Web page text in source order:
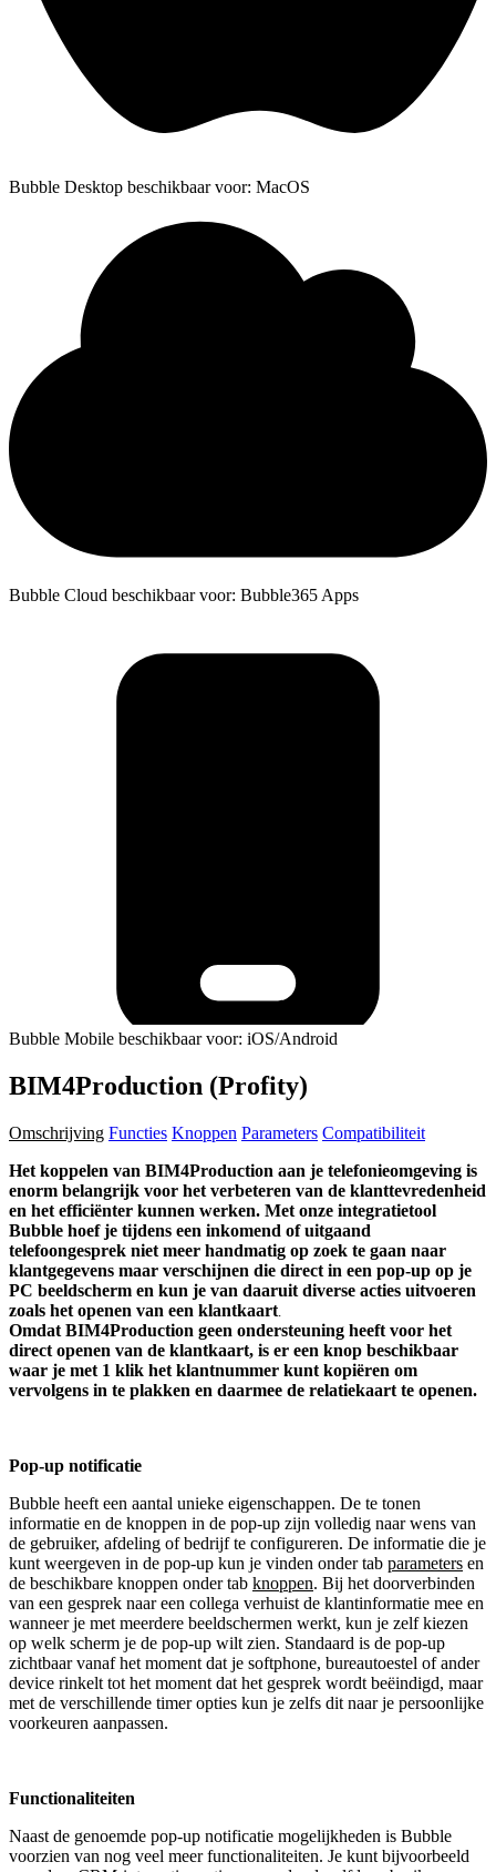
Bubble Desktop beschikbaar voor: MacOS
Bubble Cloud beschikbaar voor: Bubble365 Apps
Bubble Mobile beschikbaar voor: iOS/Android
BIM4Production (Profity)
Omschrijving Functies Knoppen Parameters Compatibiliteit
Het koppelen van BIM4Production aan je telefonieomgeving is
enorm belangrijk voor het verbeteren van de klanttevredenheid
en het efficiënter kunnen werken. Met onze integratietool
Bubble hoef je tijdens een inkomend of uitgaand
telefoongesprek niet meer handmatig op zoek te gaan naar
klantgegevens maar verschijnen die direct in een pop-up op je
PC beeldscherm en kun je van daaruit diverse acties uitvoeren
zoals het openen van een klantkaart
Omdat BIM4Production geen ondersteuning heeft voor het
direct openen van de klantkaart, is er een knop beschikbaar
waar je met 1 klik het klantnummer kunt kopiëren om
vervolgens in te plakken en daarmee de relatiekaart te openen.
Pop-up notificatie
Bubble heeft een aantal unieke eigenschappen. De te tonen
informatie en de knoppen in de pop-up zijn volledig naar wens van
de gebruiker, afdeling of bedrijf te configureren. De informatie die je
kunt weergeven in de pop-up kun je vinden onder tab parameters en
de beschikbare knoppen onder tab knoppen. Bij het doorverbinden
van een gesprek naar een collega verhuist de klantinformatie mee en
wanneer je met meerdere beeldschermen werkt, kun je zelf kiezen
op welk scherm je de pop-up wilt zien. Standaard is de pop-up
zichtbaar vanaf het moment dat je softphone, bureautoestel of ander
device rinkelt tot het moment dat het gesprek wordt beëindigd, maar
met de verschillende timer opties kun je zelfs dit naar je persoonlijke
voorkeuren aanpassen.
Functionaliteiten
Naast de genoemde pop-up notificatie mogelijkheden is Bubble
voorzien van nog veel meer functionaliteiten. Je kunt bijvoorbeeld